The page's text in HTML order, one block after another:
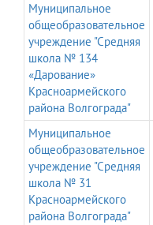
Муниципальное
общеобразовательное
учреждение "Средняя
школа № 134
«Дарование»
Красноармейского
района Волгограда"
Муниципальное
общеобразовательное
учреждение "Средняя
школа № 31
Красноармейского
района Волгограда"